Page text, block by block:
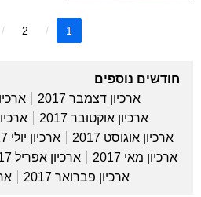
1
2
חודשים נוספים
ארכיון דצמבר 2017
ארכיון אוקטובר 2017
ארכיון אוגוסט 2017
ארכיון יולי 2017
ארכיון מאי 2017
ארכיון אפריל 2017
ארכיון פברואר 2017